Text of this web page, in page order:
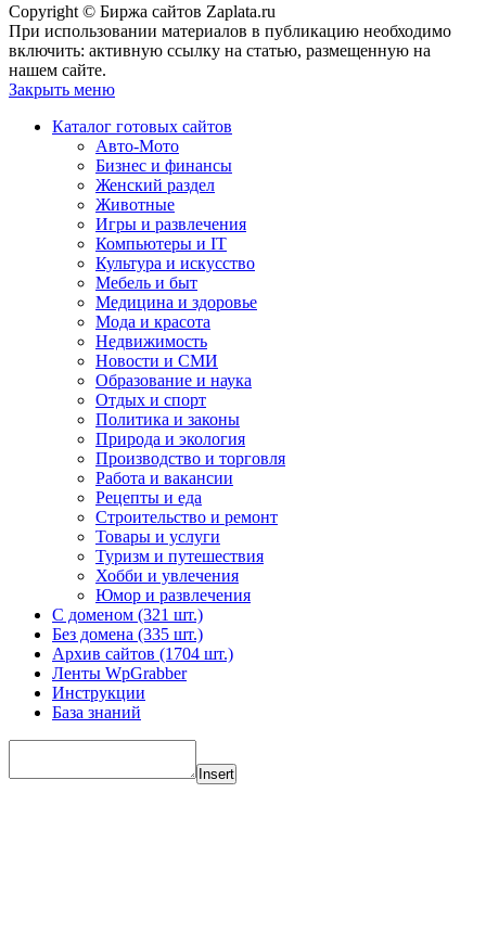
Copyright © Биржа сайтов Zaplata.ru
При использовании материалов в публикацию необходимо
включить: активную ссылку на статью, размещенную на
нашем сайте.
Закрыть меню
Каталог готовых сайтов
Авто-Мото
Бизнес и финансы
Женский раздел
Животные
Игры и развлечения
Компьютеры и IT
Культура и искусство
Мебель и быт
Медицина и здоровье
Мода и красота
Недвижимость
Новости и СМИ
Образование и наука
Отдых и спорт
Политика и законы
Природа и экология
Производство и торговля
Работа и вакансии
Рецепты и еда
Строительство и ремонт
Товары и услуги
Туризм и путешествия
Хобби и увлечения
Юмор и развлечения
С доменом (321 шт.)
Без домена (335 шт.)
Архив сайтов (1704 шт.)
Ленты WpGrabber
Инструкции
База знаний
Insert